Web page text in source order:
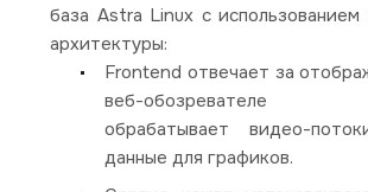
база Astra Linux с использованием
архитектуры:
Frontend отвечает за
веб-обозревателе
обрабатывает видео-
данные для графиков.